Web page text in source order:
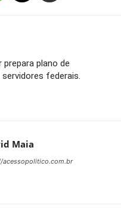
prepara plano de
federais.
Maia
acessopolitico.com.br